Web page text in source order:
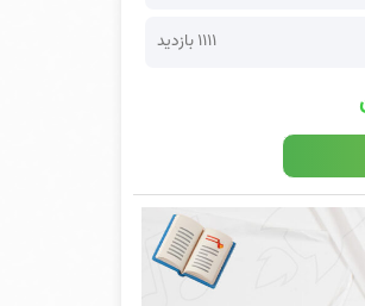
1111 بازدید